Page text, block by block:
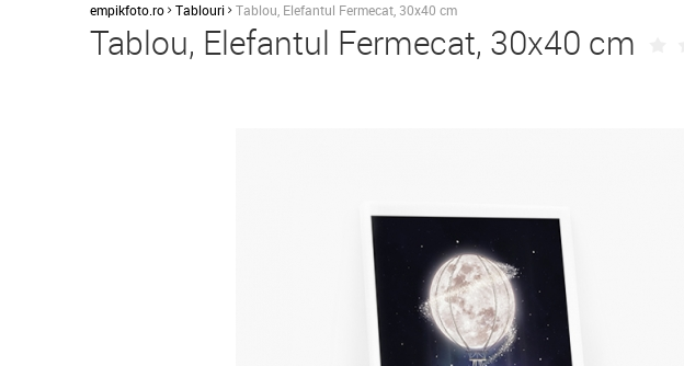
empikfoto.ro Tablouri Tablou, Elefantul Fermecat, 30x40 cm
Tablou, Elefantul Fermecat, 30x40 cm